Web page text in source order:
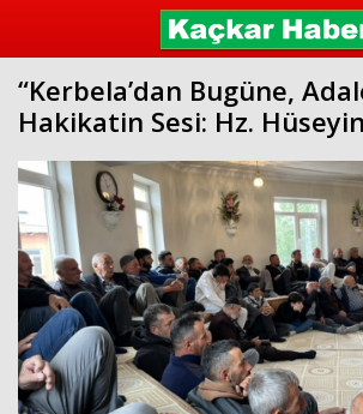
“Kerbela’dan Bugüne,
Hakikatin Sesi: Hz.